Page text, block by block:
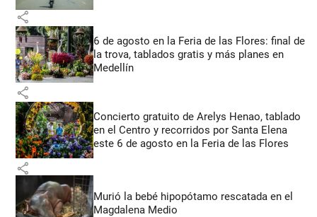
share
6 de agosto en la Feria de las Flores: final de
la trova, tablados gratis y más planes en
Medellín
share
Concierto gratuito de Arelys Henao, tablado
en el Centro y recorridos por Santa Elena
este 6 de agosto en la Feria de las Flores
share
Murió la bebé hipopótamo rescatada en el
Magdalena Medio